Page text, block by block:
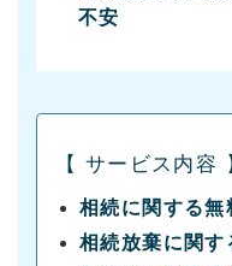
不安
【 サービス内容
相続に関する無
相続放棄に関す